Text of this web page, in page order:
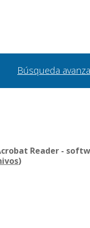
Búsqueda
Reader -
)